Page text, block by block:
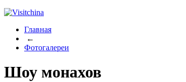
Главная
←
Фотогалереи
Шоу монахов